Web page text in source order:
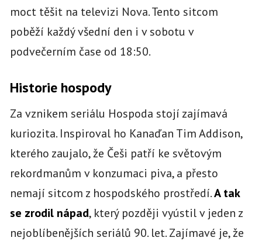
moct těšit na televizi Nova. Tento sitcom
poběží každý všední den i v sobotu v
podvečerním čase od 18:50.
Historie hospody
Za vznikem seriálu Hospoda stojí zajímavá
kuriozita. Inspiroval ho Kanaďan Tim Addison,
kterého zaujalo, že Češi patří ke světovým
rekordmanům v konzumaci piva, a přesto
nemají sitcom z hospodského prostředí.A tak
se zrodil nápad, který později vyústil v jeden z
nejoblíbenějších seriálů 90. let. Zajímavé je, že